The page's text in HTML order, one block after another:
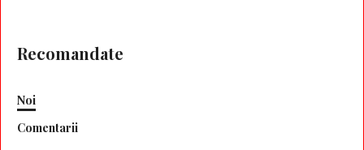
Recomandate
Noi
Comentarii